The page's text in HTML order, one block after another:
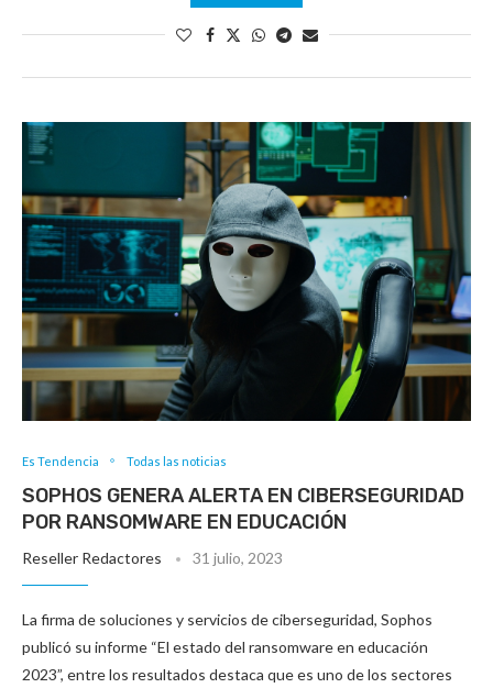
Es Tendencia Todas las noticias
SOPHOS GENERA ALERTA EN CIBERSEGURIDAD
POR RANSOMWARE EN EDUCACIÓN
Reseller Redactores 31 julio, 2023
La firma de soluciones y servicios de ciberseguridad, Sophos
publicó su informe “El estado del ransomware en educación
2023”, entre los resultados destaca que es uno de los sectores